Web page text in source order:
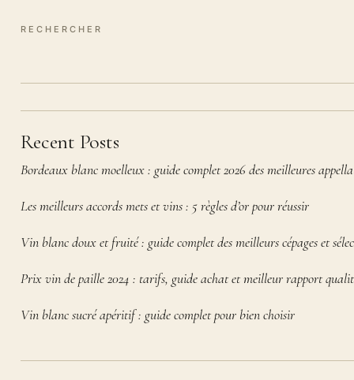
RECHERCHER
Recent Posts
Bordeaux blanc moelleux : guide complet 2026 des meilleures
Les meilleurs accords mets et vins : 5 règles d’or pour réussir
Vin blanc doux et fruité : guide complet des meilleurs cépages et
Prix vin de paille 2024 : tarifs, guide achat et meilleur rapport
Vin blanc sucré apéritif : guide complet pour bien choisir